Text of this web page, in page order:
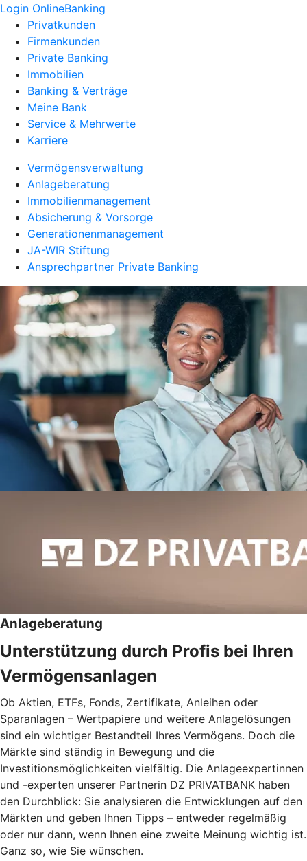
Login OnlineBanking
Privatkunden
Firmenkunden
Private Banking
Immobilien
Banking & Verträge
Meine Bank
Service & Mehrwerte
Karriere
Vermögensverwaltung
Anlageberatung
Immobilienmanagement
Absicherung & Vorsorge
Generationenmanagement
JA-WIR Stiftung
Ansprechpartner Private Banking
Anlageberatung
Unterstützung durch Profis bei Ihren
Vermögensanlagen
Ob Aktien, ETFs, Fonds, Zertifikate, Anleihen oder
Sparanlagen – Wertpapiere und weitere Anlagelösungen
sind ein wichtiger Bestandteil Ihres Vermögens. Doch die
Märkte sind ständig in Bewegung und die
Investitionsmöglichkeiten vielfältig. Die Anlageexpertinnen
und -experten unserer Partnerin DZ PRIVATBANK haben
den Durchblick: Sie analysieren die Entwicklungen auf den
Märkten und geben Ihnen Tipps – entweder regelmäßig
oder nur dann, wenn Ihnen eine zweite Meinung wichtig ist.
Ganz so, wie Sie wünschen.